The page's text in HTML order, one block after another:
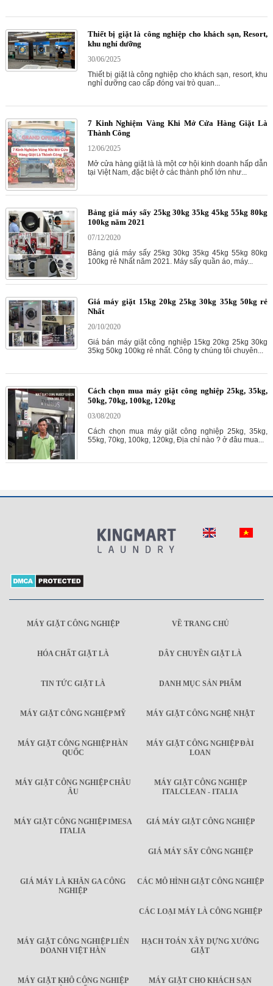
Thiết bị giặt là công nghiệp cho khách sạn, Resort,
khu nghỉ dưỡng
30/06/2025
Thiết bị giặt là công nghiệp cho khách sạn, resort, khu
nghỉ dưỡng cao cấp đóng vai trò quan...
7 Kinh Nghiệm Vàng Khi Mở Cửa Hàng Giặt Là
Thành Công
12/06/2025
Mở cửa hàng giặt là là một cơ hội kinh doanh hấp dẫn
tại Việt Nam, đặc biệt ở các thành phố lớn như...
Bảng giá máy sấy 25kg 30kg 35kg 45kg 55kg 80kg
100kg năm 2021
07/12/2020
Bảng giá máy sấy 25kg 30kg 35kg 45kg 55kg 80kg
100kg rẻ Nhất năm 2021. Máy sấy quần áo, máy...
Giá máy giặt 15kg 20kg 25kg 30kg 35kg 50kg rẻ
Nhất
20/10/2020
Giá bán máy giặt công nghiệp 15kg 20kg 25kg 30kg
35kg 50kg 100kg rẻ nhất. Công ty chúng tôi chuyên...
Cách chọn mua máy giặt công nghiệp 25kg, 35kg,
50kg, 70kg, 100kg, 120kg
03/08/2020
Cách chọn mua máy giặt công nghiệp 25kg, 35kg,
55kg, 70kg, 100kg, 120kg, Địa chỉ nào ? ở đâu mua...
MÁY GIẶT CÔNG NGHIỆP VỀ TRANG CHỦ
HÓA CHẤT GIẶT LÀ DÂY CHUYỀN GIẶT LÀ
TIN TỨC GIẶT LÀ DANH MỤC SẢN PHẨM
MÁY GIẶT CÔNG NGHIỆP MỸ MÁY GIẶT CÔNG NGHỆ NHẬT
MÁY GIẶT CÔNG NGHIỆP HÀN
QUỐC
MÁY GIẶT CÔNG NGHIỆP ĐÀI
LOAN
MÁY GIẶT CÔNG NGHIỆP CHÂU
ÂU
MÁY GIẶT CÔNG NGHIỆP
ITALCLEAN - ITALIA
MÁY GIẶT CÔNG NGHIỆP IMESA
ITALIA
GIÁ MÁY GIẶT CÔNG NGHIỆP
GIÁ MÁY SẤY CÔNG NGHIỆP
GIÁ MÁY LÀ KHĂN GA CÔNG
NGHIỆP
CÁC MÔ HÌNH GIẶT CÔNG NGHIỆP
CÁC LOẠI MÁY LÀ CÔNG NGHIỆP
MÁY GIẶT CÔNG NGHIỆP LIÊN
DOANH VIỆT HÀN
HẠCH TOÁN XÂY DỰNG XƯỞNG
GIẶT
MÁY GIẶT KHÔ CÔNG NGHIỆP
MÁY GIẶT CHO KHÁCH SẠN